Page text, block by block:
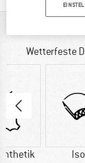
Wetterfeste